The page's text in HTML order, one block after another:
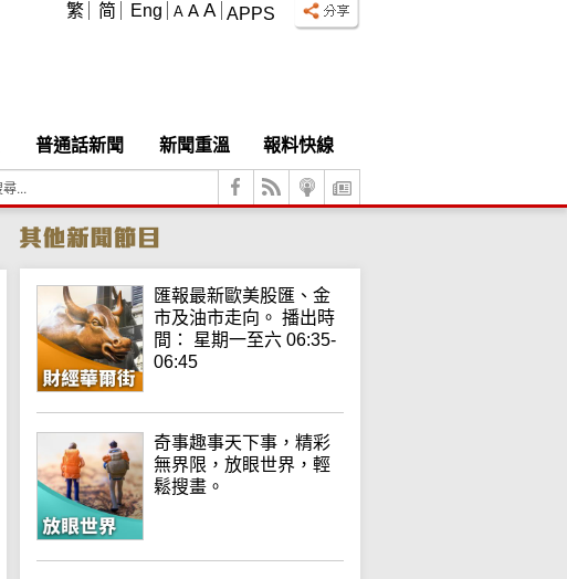
APPS
A A A
繁 简 Eng
普通話新聞 新聞重溫
報料快線
匯報最新歐美股匯、金
市及油市走向。 播出時
間： 星期一至六 06:35-
06:45
奇事趣事天下事，精彩
無界限，放眼世界，輕
鬆搜畫。